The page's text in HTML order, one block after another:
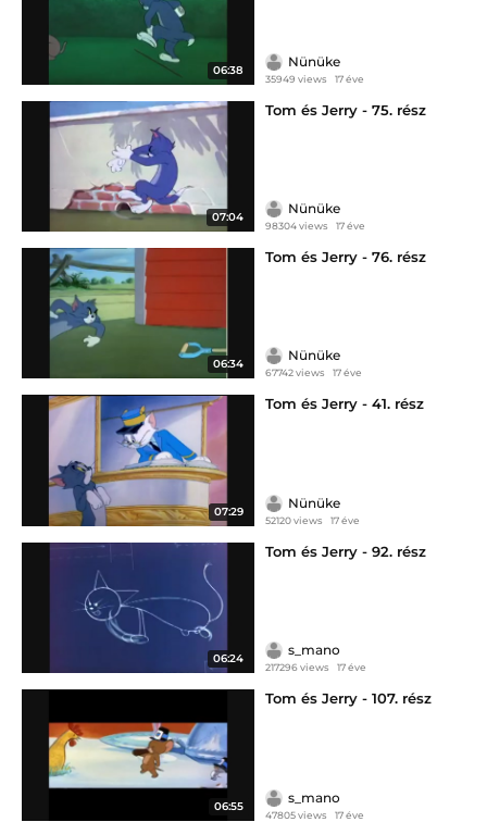
06:38
Nünüke
35949 views 17 éve
07:04
Tom és Jerry - 75. rész
Nünüke
98304 views 17 éve
06:34
Tom és Jerry - 76. rész
Nünüke
67742 views 17 éve
07:29
Tom és Jerry - 41. rész
Nünüke
52120 views 17 éve
06:24
Tom és Jerry - 92. rész
s_mano
217296 views 17 éve
06:55
Tom és Jerry - 107. rész
s_mano
47805 views 17 éve